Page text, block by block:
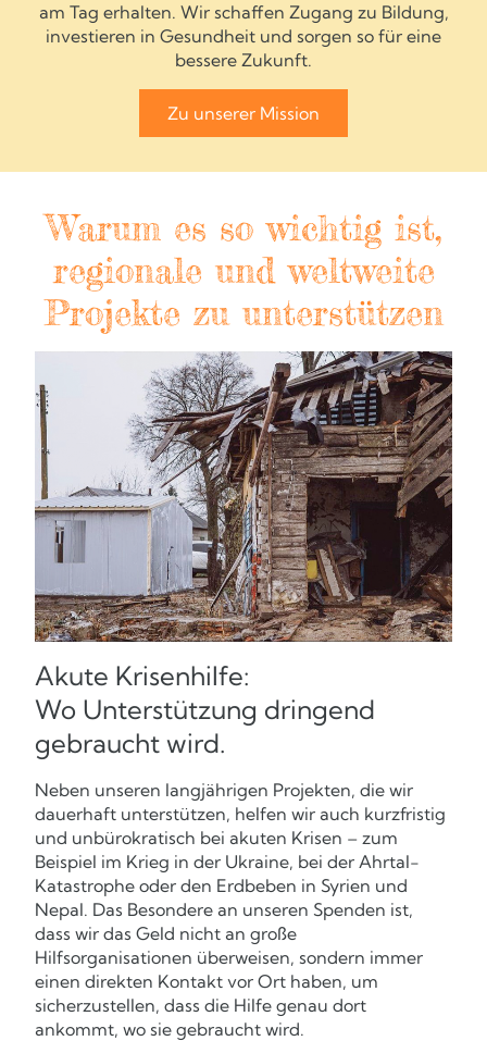
am Tag erhalten. Wir schaffen Zugang zu Bildung,
investieren in Gesundheit und sorgen so für eine
bessere Zukunft.
Zu unserer Mission
Warum es so wichtig ist,
regionale und weltweite
Projekte zu unterstützen
Akute Krisenhilfe:
Wo Unterstützung dringend
gebraucht wird.
Neben unseren langjährigen Projekten, die wir
dauerhaft unterstützen, helfen wir auch kurzfristig
und unbürokratisch bei akuten Krisen – zum
Beispiel im Krieg in der Ukraine, bei der Ahrtal-
Katastrophe oder den Erdbeben in Syrien und
Nepal. Das Besondere an unseren Spenden ist,
dass wir das Geld nicht an große
Hilfsorganisationen überweisen, sondern immer
einen direkten Kontakt vor Ort haben, um
sicherzustellen, dass die Hilfe genau dort
ankommt, wo sie gebraucht wird.